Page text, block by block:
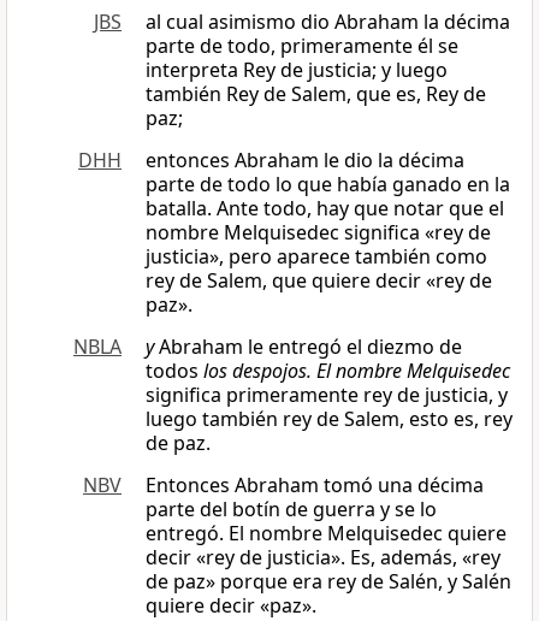
JBS
al cual asimismo dio Abraham la décima
parte de todo, primeramente él se
interpreta Rey de justicia; y luego
también Rey de Salem, que es, Rey de
paz;
DHH
entonces Abraham le dio la décima
parte de todo lo que había ganado en la
batalla. Ante todo, hay que notar que el
nombre Melquisedec significa «rey de
justicia», pero aparece también como
rey de Salem, que quiere decir «rey de
paz».
NBLA
yAbraham le entregó el diezmo de
todos los despojos. El nombre Melquisedec
significa primeramente rey de justicia, y
luego también rey de Salem, esto es, rey
de paz.
NBV
Entonces Abraham tomó una décima
parte del botín de guerra y se lo
entregó. El nombre Melquisedec quiere
decir «rey de justicia». Es, además, «rey
de paz» porque era rey de Salén, y Salén
quiere decir «paz».